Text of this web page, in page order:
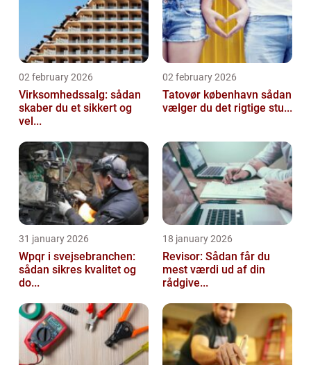
02 february 2026
Virksomhedssalg: sådan
skaber du et sikkert og
vel...
02 february 2026
Tatovør københavn sådan
vælger du det rigtige stu...
31 january 2026
Wpqr i svejsebranchen:
sådan sikres kvalitet og
do...
18 january 2026
Revisor: Sådan får du
mest værdi ud af din
rådgive...